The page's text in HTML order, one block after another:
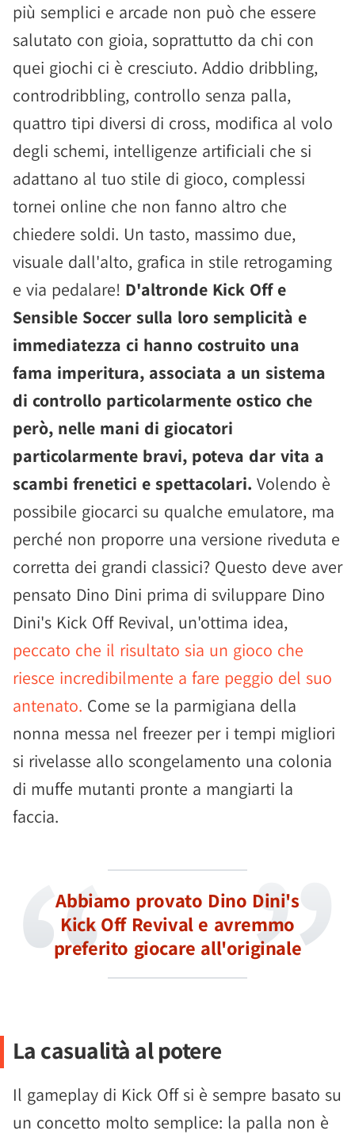
più semplici e arcade non può che essere
salutato con gioia, soprattutto da chi con
quei giochi ci è cresciuto. Addio dribbling,
controdribbling, controllo senza palla,
quattro tipi diversi di cross, modifica al volo
degli schemi, intelligenze artificiali che si
adattano al tuo stile di gioco, complessi
tornei online che non fanno altro che
chiedere soldi. Un tasto, massimo due,
visuale dall'alto, grafica in stile retrogaming
e via pedalare! D'altronde Kick Off e
Sensible Soccer sulla loro semplicità e
immediatezza ci hanno costruito una
fama imperitura, associata a un sistema
di controllo particolarmente ostico che
però, nelle mani di giocatori
particolarmente bravi, poteva dar vita a
scambi frenetici e spettacolari. Volendo è
possibile giocarci su qualche emulatore, ma
perché non proporre una versione riveduta e
corretta dei grandi classici? Questo deve aver
pensato Dino Dini prima di sviluppare Dino
Dini's Kick Off Revival, un'ottima idea,
peccato che il risultato sia un gioco che
riesce incredibilmente a fare peggio del suo
antenato. Come se la parmigiana della
nonna messa nel freezer per i tempi migliori
si rivelasse allo scongelamento una colonia
di muffe mutanti pronte a mangiarti la
faccia.
Abbiamo provato Dino Dini's
Kick Off Revival e avremmo
preferito giocare all'originale
La casualità al potere
Il gameplay di Kick Off si è sempre basato su
un concetto molto semplice: la palla non è